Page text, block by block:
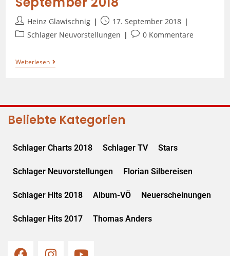
Heinz Glawischnig
17. September 2018
Schlager Neuvorstellungen
0 Kommentare
Weiterlesen
Beliebte Kategorien
Schlager Charts 2018 Schlager TV Stars
Schlager Neuvorstellungen Florian Silbereisen
Schlager Hits 2018 Album-VÖ Neuerscheinungen
Schlager Hits 2017 Thomas Anders